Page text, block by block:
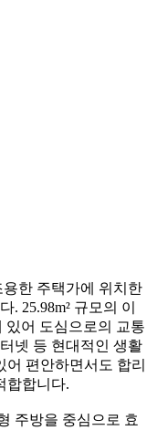
한 주택가에 위치한
25.98m² 규모의 이
있어 도심으로의 교통
넷 등 현대적인 생활
편안하면서도 합리
합합니다.
주방을 중심으로 효